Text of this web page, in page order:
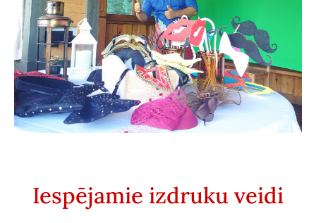
Iespējamie izdruku veidi